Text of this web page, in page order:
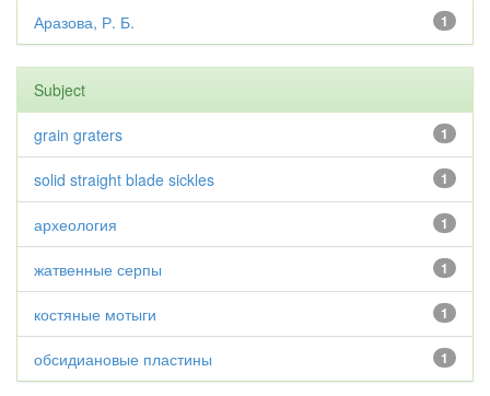
1
Аразова, Р. Б.
Subject
1
grain graters
1
solid straight blade sickles
1
археология
1
жатвенные серпы
1
костяные мотыги
1
обсидиановые пластины